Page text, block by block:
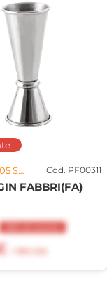
FABBRI 1905 SPA U.S. Cod. PF00311
FABBRI(FA)